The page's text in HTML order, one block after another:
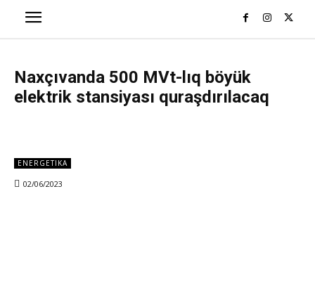
Naxçıvanda 500 MVt-lıq böyük
elektrik stansiyası quraşdırılacaq
ENERGETIKA
02/06/2023